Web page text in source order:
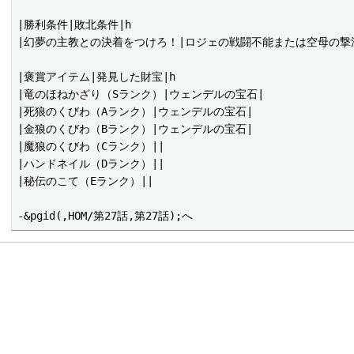
|勝利条件|敗北条件|h
|幻夢の主教との決着をつけろ！|ロジェの戦闘不能または空母の
|褒賞アイテム|発見した財宝|h
|竜のほねかざり（Sランク）|ウェンデルの宝石|
|死狼のくびわ（Aランク）|ウェンデルの宝石|
|金狼のくびわ（Bランク）|ウェンデルの宝石|
|魔狼のくびわ（Cランク）||
|ハンドネイル（Dランク）||
|秘伝のこて（Eランク）||